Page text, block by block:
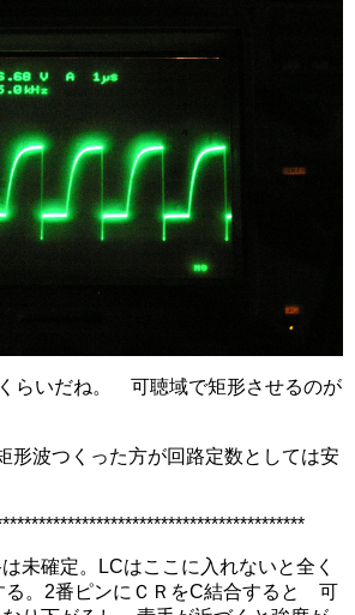
らいだね。 可聴域で矩形させるのが
形波つくった方が回路定数としては安
未確定。LCはここに入れないと全く
る。2番ピンにＣＲをC結合すると 可